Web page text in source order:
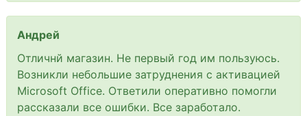
Андрей
Отличнй магазин. Не первый год им пользуюсь.
Возникли небольшие затруднения с активацией
Microsoft Office. Ответили оперативно помогли
рассказали все ошибки. Все заработало.